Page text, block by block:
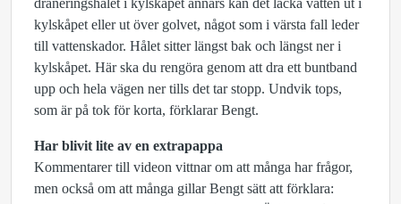
dräneringshålet i kylskåpet annars kan det läcka vatten ut i
kylskåpet eller ut över golvet, något som i värsta fall leder
till vattenskador. Hålet sitter längst bak och längst ner i
kylskåpet. Här ska du rengöra genom att dra ett buntband
upp och hela vägen ner tills det tar stopp. Undvik tops,
som är på tok för korta, förklarar Bengt.
Har blivit lite av en extrapappa
Kommentarer till videon vittnar om att många har frågor,
men också om att många gillar Bengt sätt att förklara: